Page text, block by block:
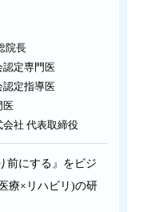
院長
認定専門医
認定指導医
医
会社 代表取締役
前にする』をビジ
療×リハビリ)の研